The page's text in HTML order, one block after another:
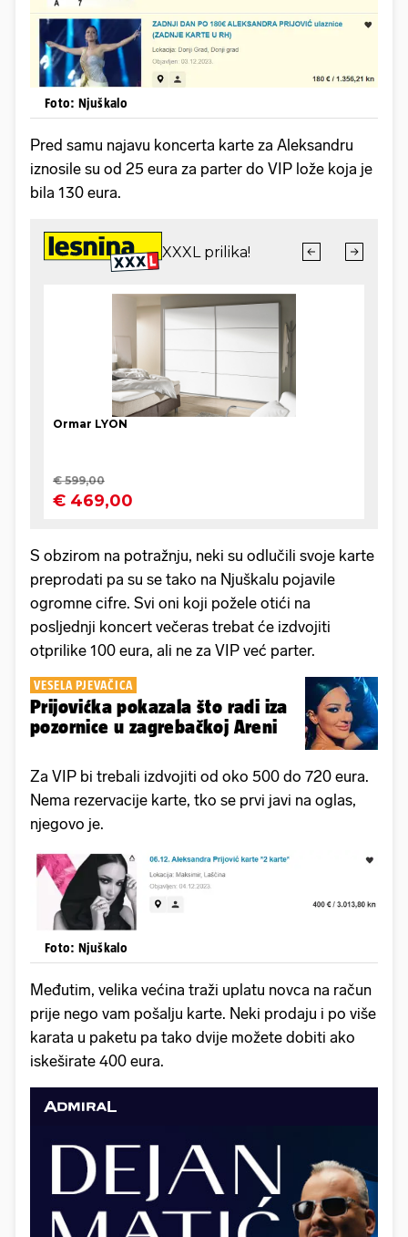
Foto: Njuškalo
Pred samu najavu koncerta karte za Aleksandru
iznosile su od 25 eura za parter do VIP lože koja je
bila 130 eura.
S obzirom na potražnju, neki su odlučili svoje karte
preprodati pa su se tako na Njuškalu pojavile
ogromne cifre. Svi oni koji požele otići na
posljednji koncert večeras trebat će izdvojiti
otprilike 100 eura, ali ne za VIP već parter.
VESELA PJEVAČICA
Prijovićka pokazala što radi iza
pozornice u zagrebačkoj Areni
Za VIP bi trebali izdvojiti od oko 500 do 720 eura.
Nema rezervacije karte, tko se prvi javi na oglas,
njegovo je.
Foto: Njuškalo
Međutim, velika većina traži uplatu novca na račun
prije nego vam pošalju karte. Neki prodaju i po više
karata u paketu pa tako dvije možete dobiti ako
iskeširate 400 eura.